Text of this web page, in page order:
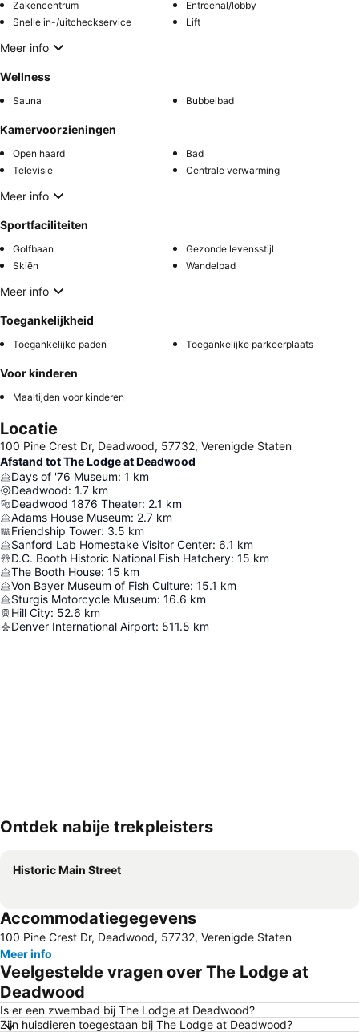
Zakencentrum
Entreehal/lobby
Snelle in-/uitcheckservice
Lift
Meer info
Wellness
Sauna Bubbelbad
Kamervoorzieningen
Open haard
Bad
Televisie
Centrale verwarming
Meer info
Sportfaciliteiten
Golfbaan
Gezonde levensstijl
Skiёn
Wandelpad
Meer info
Toegankelijkheid
Toegankelijke paden Toegankelijke parkeerplaats
Voor kinderen
Maaltijden voor kinderen
Locatie
100 Pine Crest Dr, Deadwood, 57732, Verenigde Staten
Afstand tot The Lodge at Deadwood
Days of '76 Museum: 1 km
Deadwood: 1.7 km
Deadwood 1876 Theater: 2.1 km
Adams House Museum: 2.7 km
Friendship Tower: 3.5 km
Sanford Lab Homestake Visitor Center: 6.1 km
D.C. Booth Historic National Fish Hatchery: 15 km
The Booth House: 15 km
Von Bayer Museum of Fish Culture: 15.1 km
Sturgis Motorcycle Museum: 16.6 km
Hill City: 52.6 km
Denver International Airport: 511.5 km
Kaart uitvouwen
Ontdek nabije trekpleisters
Historic Main Street
Accommodatiegegevens
100 Pine Crest Dr, Deadwood, 57732, Verenigde Staten
Meer info
Veelgestelde vragen over The Lodge at
Deadwood
Is er een zwembad bij The Lodge at Deadwood?
Zijn huisdieren toegestaan bij The Lodge at Deadwood?